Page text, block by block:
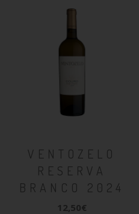
VENTOZELO
RESERVA
BRANCO 2024
12,50€